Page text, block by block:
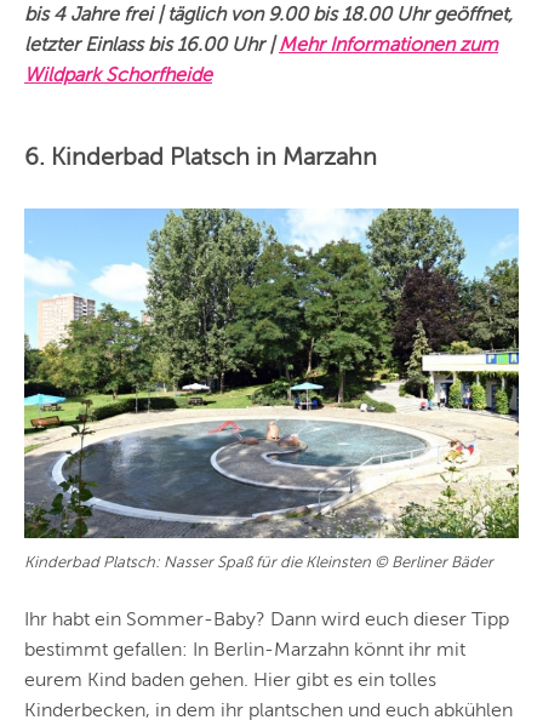
bis 4 Jahre frei | täglich von 9.00 bis 18.00 Uhr geöffnet,
letzter Einlass bis 16.00 Uhr |Mehr Informationen zum
Wildpark Schorfheide
6. Kinderbad Platsch in Marzahn
Kinderbad Platsch: Nasser Spaß für die Kleinsten © Berliner Bäder
Ihr habt ein Sommer-Baby? Dann wird euch dieser Tipp
bestimmt gefallen: In Berlin-Marzahn könnt ihr mit
eurem Kind baden gehen. Hier gibt es ein tolles
Kinderbecken, in dem ihr plantschen und euch abkühlen